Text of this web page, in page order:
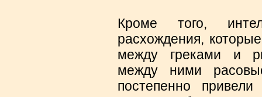
Кроме того,
расхождения,
между греками и
между ними
постепенно